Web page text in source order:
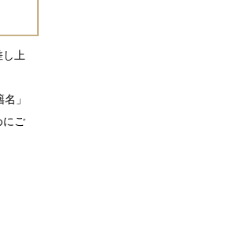
し上
」
にご